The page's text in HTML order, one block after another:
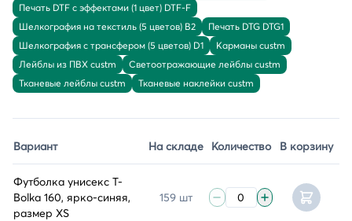
Печать DTF с эффектами (1 цвет) DTF-F
Шелкография на текстиль (5 цветов) B2
Печать DTG DTG1
Шелкография с трансфером (5 цветов) D1
Карманы custm
Лейблы из ПВХ custm
Светоотражающие лейблы custm
Тканевые лейблы custm
Тканевые наклейки custm
Вариант На складе Количество В корзину
Футболка унисекс T-
Bolka 160, ярко-синяя,
размер XS
159 шт